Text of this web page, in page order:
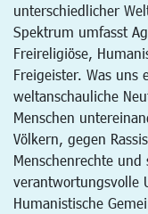
unterschiedlicher
Spektrum umfasst
Freireligiöse,
Freigeister. Was uns
weltanschauliche
Menschen
Völkern, gegen
Menschenrechte
verantwortungsvolle
Humanistische